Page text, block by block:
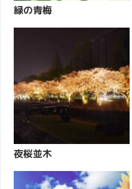
緑の青梅
夜桜並木